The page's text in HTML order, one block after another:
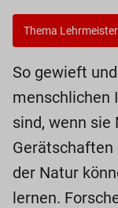
Thema
So gewieft
menschlichen
sind, wenn sie
der Natur
lernen.